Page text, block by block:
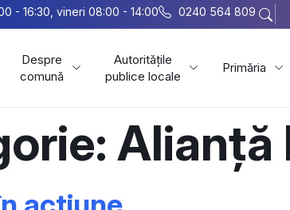
- 16:30, vineri 08:00 - 14:00 0240 564 809
Despre
comună
Autoritățile
publice locale
Primăria
Alianță